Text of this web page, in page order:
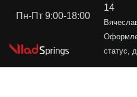
Пн-Пт 9:00-18:00
14
статус,